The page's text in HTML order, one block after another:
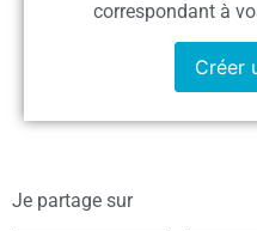
correspondant à
Créer
Je partage sur